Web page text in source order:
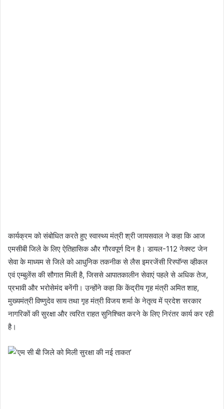
कार्यक्रम को संबोधित करते हुए स्वास्थ्य मंत्री श्री जायसवाल ने कहा कि आज
एमसीबी जिले के लिए ऐतिहासिक और गौरवपूर्ण दिन है। डायल-112 नेक्स्ट जेन
सेवा के माध्यम से जिले को आधुनिक तकनीक से लैस इमरजेंसी रिस्पॉन्स व्हीकल
एवं एम्बुलेंस की सौगात मिली है, जिससे आपातकालीन सेवाएं पहले से अधिक तेज,
प्रभावी और भरोसेमंद बनेंगी। उन्होंने कहा कि केंद्रीय गृह मंत्री अमित शाह,
मुख्यमंत्री विष्णुदेव साय तथा गृह मंत्री विजय शर्मा के नेतृत्व में प्रदेश सरकार
नागरिकों की सुरक्षा और त्वरित राहत सुनिश्चित करने के लिए निरंतर कार्य कर रही
है।